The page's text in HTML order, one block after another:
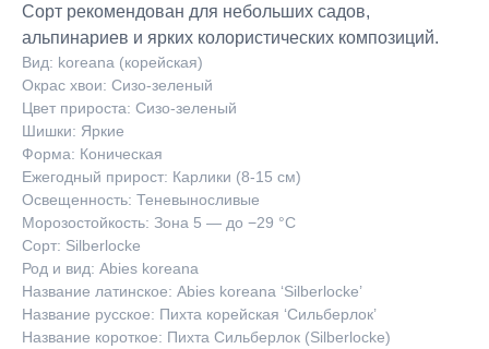
Сорт рекомендован для небольших садов,
альпинариев и ярких колористических композиций.
Вид: koreana (корейская)
Окрас хвои: Сизо-зеленый
Цвет прироста: Сизо-зеленый
Шишки: Яркие
Форма: Коническая
Ежегодный прирост: Карлики (8-15 см)
Освещенность: Теневыносливые
Морозостойкость: Зона 5 — до −29 °C
Сорт: Silberlocke
Род и вид: Abies koreana
Название латинское: Abies koreana ‘Silberlocke’
Название русское: Пихта корейская ‘Сильберлок’
Название короткое: Пихта Сильберлок (Silberlocke)